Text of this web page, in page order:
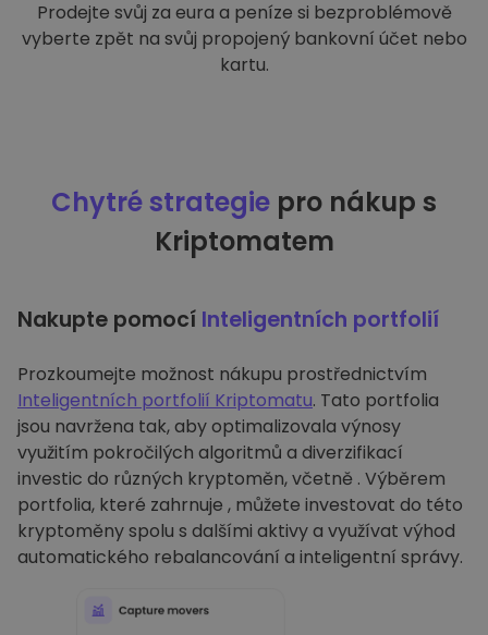
Prodejte svůj za eura a peníze si bezproblémově
vyberte zpět na svůj propojený bankovní účet nebo
kartu.
Chytré strategie pro nákup s
Kriptomatem
Nakupte pomocí Inteligentních portfolií
Prozkoumejte možnost nákupu prostřednictvím
Inteligentních portfolií Kriptomatu. Tato portfolia
jsou navržena tak, aby optimalizovala výnosy
využitím pokročilých algoritmů a diverzifikací
investic do různých kryptoměn, včetně . Výběrem
portfolia, které zahrnuje , můžete investovat do této
kryptoměny spolu s dalšími aktivy a využívat výhod
automatického rebalancování a inteligentní správy.